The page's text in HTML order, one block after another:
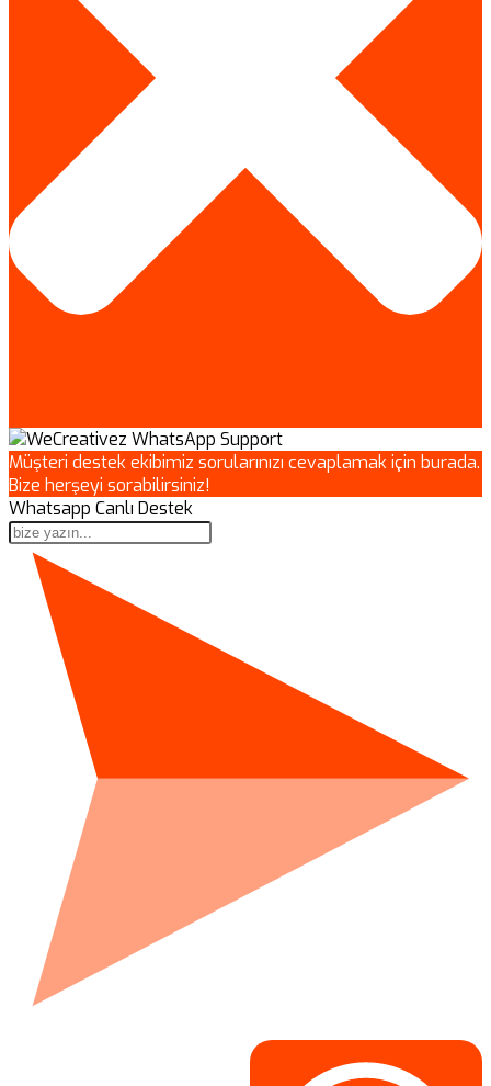
Müşteri destek ekibimiz sorularınızı cevaplamak için burada.
Bize herşeyi sorabilirsiniz!
Whatsapp Canlı Destek